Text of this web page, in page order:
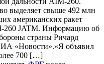
выделяет свыше 492 млн
американских ракет
260 JATM. Информацию об
страны Ричард
«Новости».«Я объявил
700 […]